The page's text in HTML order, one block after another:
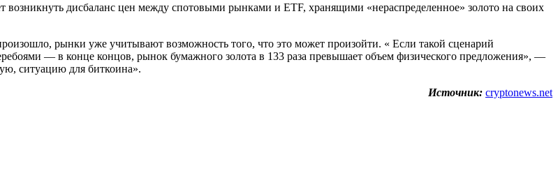
возникнуть дисбаланс цен между спотовыми рынками и ETF, хранящими «нераспределенное» золото на своих
рынки уже учитывают возможность того, что это может произойти. « Если такой сценарий
— в конце концов, рынок бумажного золота в 133 раза превышает объем физического предложения», —
ситуацию для биткоина».
Источник: cryptonews.net